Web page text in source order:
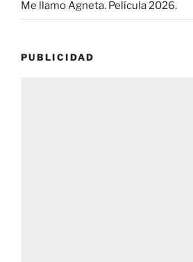
Me llamo Agneta. Película 2026.
PUBLICIDAD